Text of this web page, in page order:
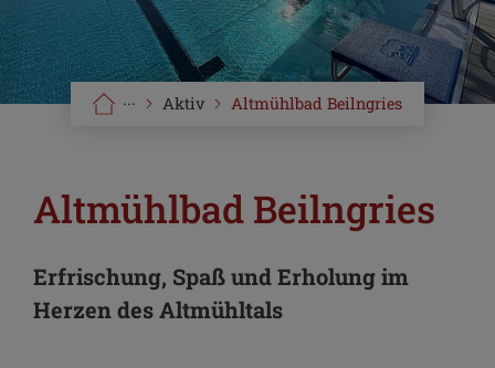
Altmühlbad Beilngries
Aktiv
···
Altmühlbad Beilngries
Erfrischung, Spaß und Erholung im
Herzen des Altmühltals